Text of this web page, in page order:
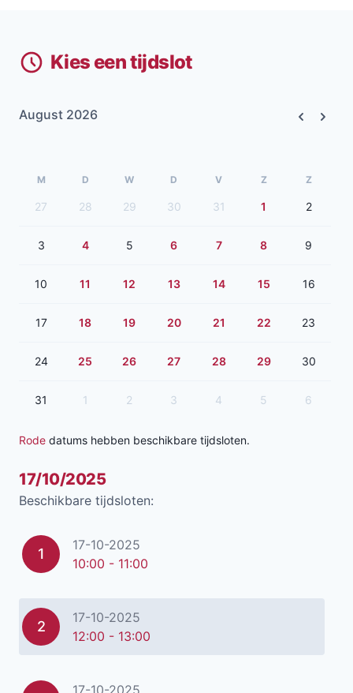
Kies een tijdslot
August 2026
M D W D V Z Z
27 28 29 30 31 1 2
3 4 5 6 7 8 9
10 11 12 13 14 15 16
17 18 19 20 21 22 23
24 25 26 27 28 29 30
31 1 2 3 4 5 6
Rode datums hebben beschikbare tijdsloten.
17/10/2025
Beschikbare tijdsloten:
1
17-10-2025
10:00 - 11:00
2
17-10-2025
12:00 - 13:00
17-10-2025